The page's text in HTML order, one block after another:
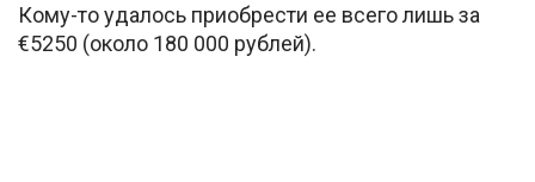
Кому-то удалось приобрести ее всего лишь за
€5250 (около 180 000 рублей).